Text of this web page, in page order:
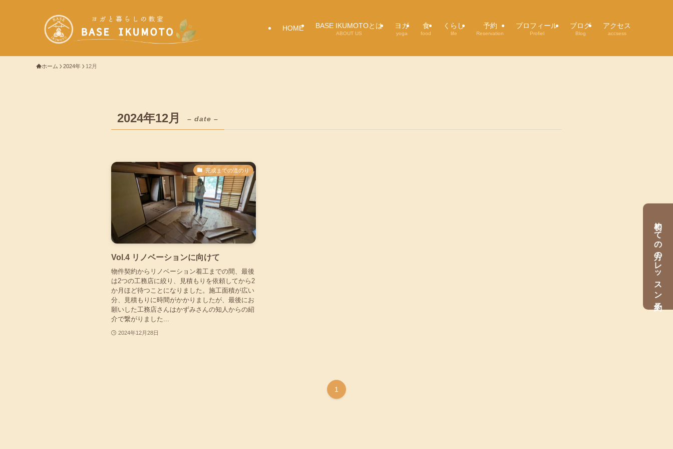
HOME BASE IKUMOTOとは
ABOUT US
ヨガ
yoga
食
food
くらし
life
予約
Reservation
プロフィール
Profiel
ブログ
Blog
アクセス
accsess
ホーム 2024年 12月
2024年12月 – date –
完成までの道のり
Vol.4 リノベーションに向けて
物件契約からリノベーション着工までの間、最後
は2つの工務店に絞り、見積もりを依頼してから2
か月ほど待つことになりました。施工面積が広い
分、見積もりに時間がかかりましたが、最後にお
願いした工務店さんはかずみさんの知人からの紹
介で繋がりました...
2024年12月28日
1
初めての方のレッスン予約